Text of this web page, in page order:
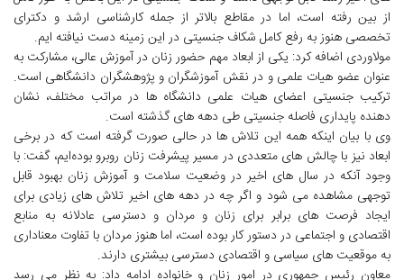
از بین رفته است، اما در مقاطع بالاتر از جمله کارشناسی ارشد و دکترای
تخصصی هنوز به رفع کامل شکاف جنسیتی در این زمینه دست نیافته ایم.
مولاوردی اضافه کرد: یکی از ابعاد مهم حضور زنان در آموزش عالی، مشارکت به
عنوان عضو هیات علمی و در نقش آموزشگران و پژوهشگران دانشگاهی است.
ترکیب جنسیتی اعضای هیات علمی دانشگاه ها در مراتب مختلف، نشان
دهنده پایداری فاصله جنسیتی طی دهه های گذشته است.
وی با بیان اینکه همه این تلاش ها در حالی صورت گرفته است که در برخی
ابعاد نیز با چالش های متعددی در مسیر پیشرفت زنان روبرو بوده‌ایم، گفت: با
وجود آنکه در سال های اخیر در وضعیت سلامت و آموزش زنان بهبود قابل
توجهی مشاهده می شود و اگر چه در دهه های اخیر تلاش های زیادی برای
ایجاد فرصت های برابر برای زنان و مردان و دسترسی عادلانه به منابع
اقتصادی و اجتماعی در دستور کار بوده است، اما هنوز مردان با تفاوت معناداری
به موقعیت های سیاسی و اقتصادی دسترسی بیشتری دارند.
معاون رئیس جمهوری در امور زنان و خانواده ادامه داد: به نظر می رسد